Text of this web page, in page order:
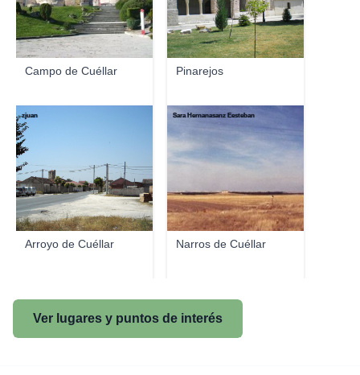
Campo de Cuéllar Pinarejos
Arroyo de Cuéllar
zjuan
Narros de Cuéllar
Sara Hernanasanz Eesteban
Ver lugares y puntos de interés